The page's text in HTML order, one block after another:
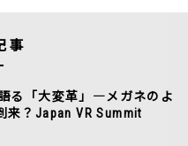
事
る「大変革」―メガネのよ
来？Japan VR Summit